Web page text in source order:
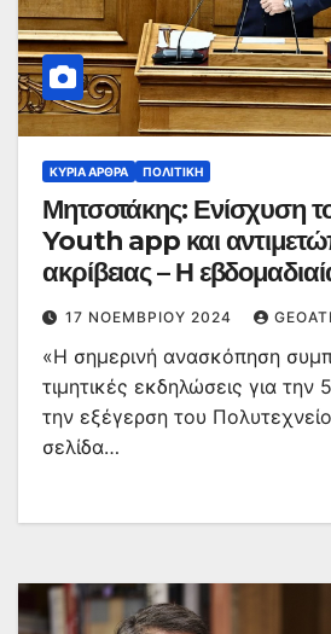
ΚΥΡΙΑ ΑΡΘΡΑ ΠΟΛΙΤΙΚΉ
Μητσοτάκης: Ενίσχυση
Youth app και
ακρίβειας – Η
17 ΝΟΕΜΒΡΊΟΥ 2024
«Η σημερινή ανασκόπηση
τιμητικές εκδηλώσεις για την
την εξέγερση του
σελίδα…